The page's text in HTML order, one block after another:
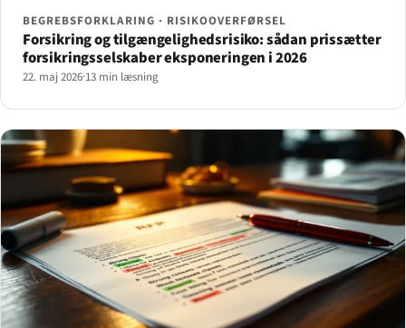
BEGREBSFORKLARING · RISIKOOVERFØRSEL
Forsikring og tilgængelighedsrisiko: sådan prissætter
forsikringsselskaber eksponeringen i 2026
22. maj 2026·13 min læsning